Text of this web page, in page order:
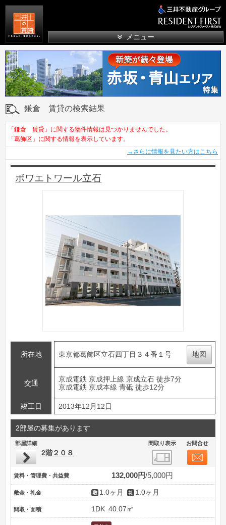
メニュー
鎌倉 賃貸の検索結果
「鎌倉 賃貸」に関する物件情報は見つかりませんでした。
「葛飾区」に関する情報を表示しています。
→さらに情報を見たい方はこちら
ボワエトワール立石
所在地 東京都葛飾区立石四丁目３４番１号 地図
交通
京成電鉄 京成押上線 京成立石 徒歩7分
京成電鉄 京成本線 青砥 徒歩12分
竣工日 2013年12月12日
2部屋の募集があります
部屋詳細 間取り表示 お問合せ
2階２０８
賃料・管理費・共益費 132,000円 5,000円
敷金・礼金 1.0ヶ月 1.0ヶ月
間取・面積 1DK 40.07㎡